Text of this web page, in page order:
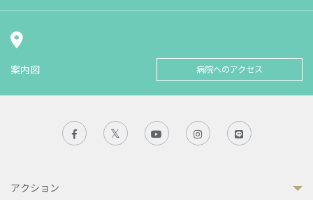
案内図 病院へのアクセス
アクション